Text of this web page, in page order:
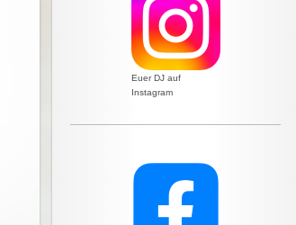
Euer DJ auf
Instagram